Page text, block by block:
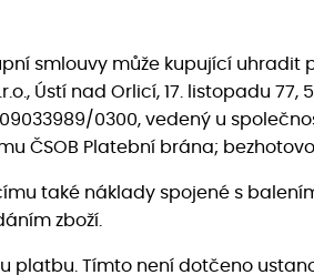
smlouvy může kupující
Ústí nad Orlicí, 17. listopadu
0300, vedený u
ČSOB Platební brána;
také náklady spojené s
zboží.
platbu. Tímto není dotčeno